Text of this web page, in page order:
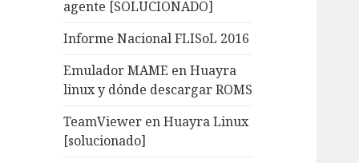
agente [SOLUCIONADO]
Informe Nacional FLISoL 2016
Emulador MAME en Huayra
linux y dónde descargar ROMS
TeamViewer en Huayra Linux
[solucionado]